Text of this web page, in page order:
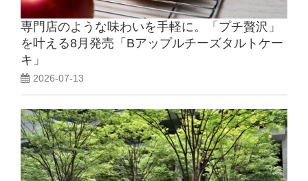
専門店のような味わいを手軽に。「プチ贅沢」
を叶える8月発売「Bアップルチーズタルトケー
キ」
2026-07-13